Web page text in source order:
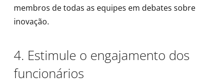
membros de todas as equipes em debates sobre
inovação.
4. Estimule o engajamento dos
funcionários